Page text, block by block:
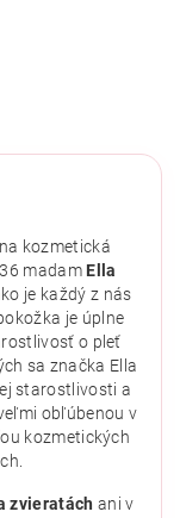
ochrany
kozmetická
madam Ella
je každý z nás
je úplne
o pleť
sa značka Ella
starostlivosti a
obľúbenou v
kozmetických
zvieratách ani v